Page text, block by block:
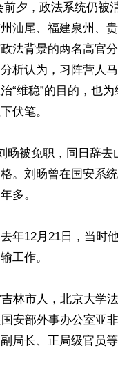
前夕，政法系统仍被
汕尾、福建泉州、
法背景的两名高官
析认为，习阵营人
“维稳”的目的，也为
伏笔。
旸被免职，同日辞去
。刘旸曾在国安系
多。
年12月21日，当时
工作。
林市人，北京大学
安部外事办公室亚
局长、正局级官员